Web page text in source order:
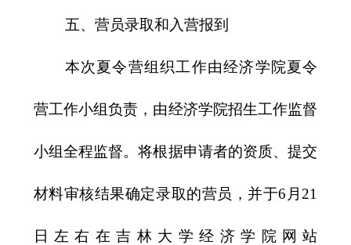
五、营员录取和入营报到
本次夏令营组织工作由经济学院夏令
营工作小组负责，由经济学院招生工作监督
小组全程监督。将根据申请者的资质、提交
材料审核结果确定录取的营员，并于6 月 21
日左右在吉林大学经济学院网站